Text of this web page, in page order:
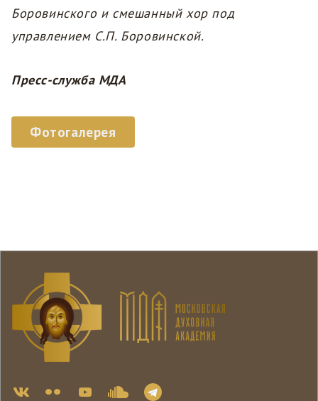
Боровинского и смешанный хор под
управлением С.П. Боровинской.
Пресс-служба МДА
Фотогалерея